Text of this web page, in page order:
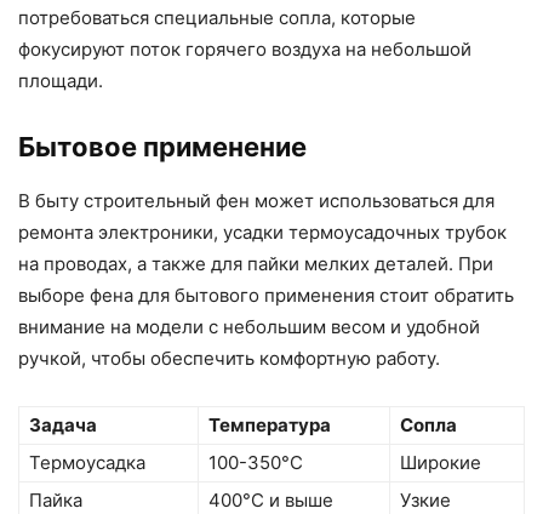
потребоваться специальные сопла, которые
фокусируют поток горячего воздуха на небольшой
площади.
Бытовое применение
В быту строительный фен может использоваться для
ремонта электроники, усадки термоусадочных трубок
на проводах, а также для пайки мелких деталей. При
выборе фена для бытового применения стоит обратить
внимание на модели с небольшим весом и удобной
ручкой, чтобы обеспечить комфортную работу.
Задача Температура
Сопла
Термоусадка
100-350°C
Широкие
Пайка
400°C и выше Узкие